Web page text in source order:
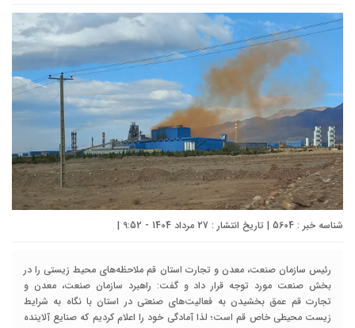
شناسه خبر : 5604 | تاریخ انتشار : 27 مرداد 1404 - 9:52 |
رئیس سازمان صنعت، معدن و تجارت استان قم ملاحظه‌های محیط زیستی را در
بخش صنعت مورد توجه قرار داد و گفت: راهبرد سازمان صنعت، معدن و
تجارت قم عمق بخشیدن به فعالیت‌های صنعتی در استان با نگاه به شرایط
زیست محیطی خاص قم است؛ لذا آمادگی خود را اعلام کردیم که صنایع آلاینده